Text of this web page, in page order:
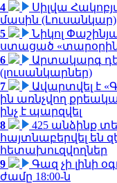
4
Սիլվա
մասին (Լուսանկար)
5
Նիկոլ
ստացած
6
Արտակարգ
(լուսանկարներ)
7
Ավարտվել է
ին առնչվող
ինչ է պարզվել
8
425 անձինք
հայտնաբերվել են
հետախուզվողներ
9
Գազ չի լինի
ժամը 18:00-ն